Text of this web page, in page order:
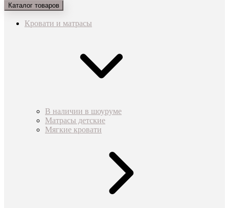
Каталог товаров
Кровати и матрасы
В наличии в шоуруме
Матрасы детские
Мягкие кровати